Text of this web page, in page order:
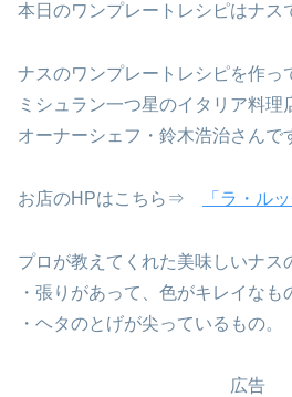
本日のワンプレートレシピはナス
ナスのワンプレートレシピを作っ
ミシュラン一つ星のイタリア料
オーナーシェフ・鈴木浩治さんで
お店のHPはこちら⇒ 「ラ・ル
プロが教えてくれた美味しいナス
・張りがあって、色がキレイなも
・ヘタのとげが尖っているもの。
広告